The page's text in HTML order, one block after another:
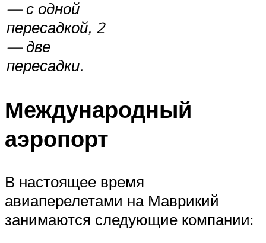
— с одной
пересадкой, 2
— две
пересадки.
Международный
аэропорт
В настоящее время
авиаперелетами на Маврикий
занимаются следующие компании: